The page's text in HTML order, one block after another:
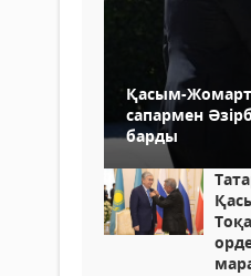
Қасым-
сапармен
барды